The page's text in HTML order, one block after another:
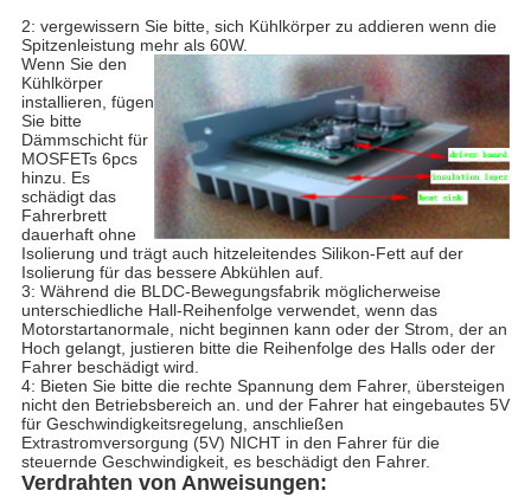
2: vergewissern Sie bitte, sich Kühlkörper zu addieren wenn die
Spitzenleistung mehr als 60W.
Wenn Sie den
Kühlkörper
installieren, fügen
Sie bitte
Dämmschicht für
MOSFETs 6pcs
hinzu. Es
schädigt das
Fahrerbrett
dauerhaft ohne
Isolierung und trägt auch hitzeleitendes Silikon-Fett auf der
Isolierung für das bessere Abkühlen auf.
3: Während die BLDC-Bewegungsfabrik möglicherweise
unterschiedliche Hall-Reihenfolge verwendet, wenn das
Motorstartanormale, nicht beginnen kann oder der Strom, der an
Hoch gelangt, justieren bitte die Reihenfolge des Halls oder der
Fahrer beschädigt wird.
4: Bieten Sie bitte die rechte Spannung dem Fahrer, übersteigen
nicht den Betriebsbereich an. und der Fahrer hat eingebautes 5V
für Geschwindigkeitsregelung, anschließen
Extrastromversorgung (5V) NICHT in den Fahrer für die
steuernde Geschwindigkeit, es beschädigt den Fahrer.
Verdrahten von Anweisungen: